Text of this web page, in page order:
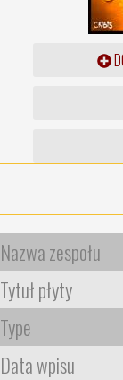
Nazwa zespołu
Tytuł płyty
Type
Data wpisu